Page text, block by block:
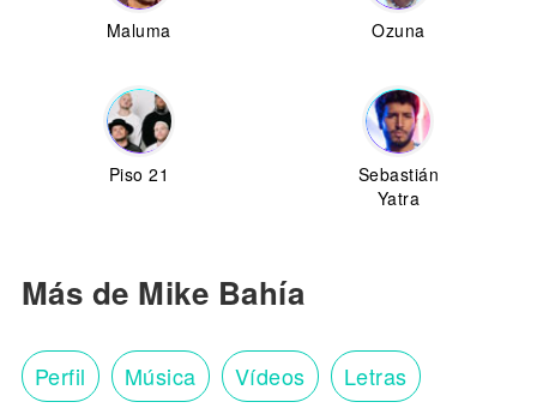
Maluma Ozuna
Piso 21
Sebastián
Yatra
Más de Mike Bahía
Perfil Música Vídeos Letras